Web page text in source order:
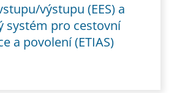
výstupu (EES) a
systém pro cestovní
a povolení (ETIAS)